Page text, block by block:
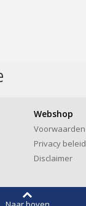
Webshop
Voorwaarden
Privacy beleid
Disclaimer